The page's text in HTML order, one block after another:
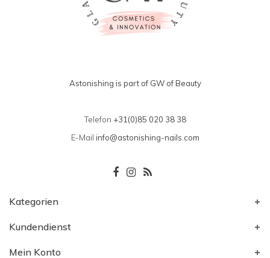
Astonishing is part of GW of Beauty
Telefon +31(0)85 020 38 38
E-Mail info@astonishing-nails.com
Kategorien
Kundendienst
Mein Konto